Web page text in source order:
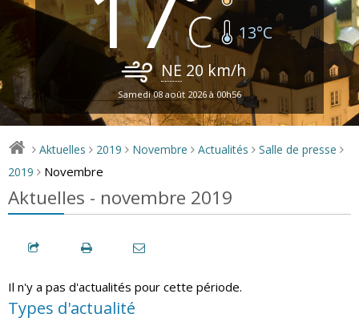
13°C
NE 20 km/h
Samedi 08 août 2026 à 00h56
> Aktuelles > 2019 > Novembre > Actualités > Salle de presse >
2019 > Novembre
Aktuelles - novembre 2019
Il n'y a pas d'actualités pour cette période.
Types d'actualité